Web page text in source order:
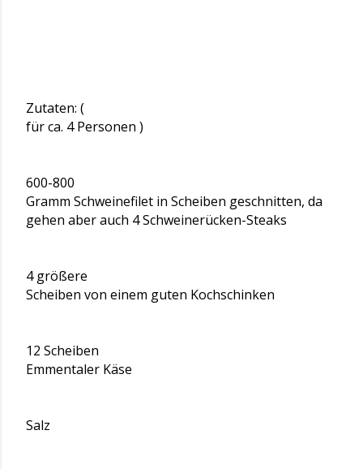
Zutaten: (
für ca. 4 Personen )
600-800
Gramm Schweinefilet in Scheiben geschnitten, da
gehen aber auch 4 Schweinerücken-Steaks
4 größere
Scheiben von einem guten Kochschinken
12 Scheiben
Emmentaler Käse
Salz